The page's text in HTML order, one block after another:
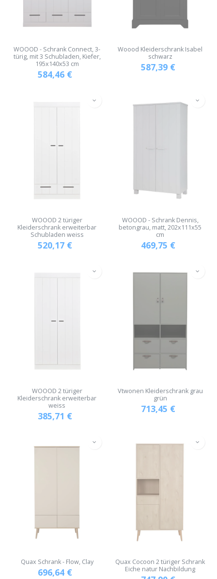
WOOOD - Schrank Connect, 3-
türig, mit 3 Schubladen, Kiefer,
195x140x53 cm
584,46 €
Woood Kleiderschrank Isabel
schwarz
587,39 €
WOOOD 2 türiger
Kleiderschrank erweiterbar
Schubladen weiss
520,17 €
WOOOD - Schrank Dennis,
betongrau, matt, 202x111x55
cm
469,75 €
WOOOD 2 türiger
Kleiderschrank erweiterbar
weiss
385,71 €
Vtwonen Kleiderschrank grau
grün
713,45 €
Quax Schrank - Flow, Clay
696,64 €
Quax Cocoon 2 türiger Schrank
Eiche natur Nachbildung